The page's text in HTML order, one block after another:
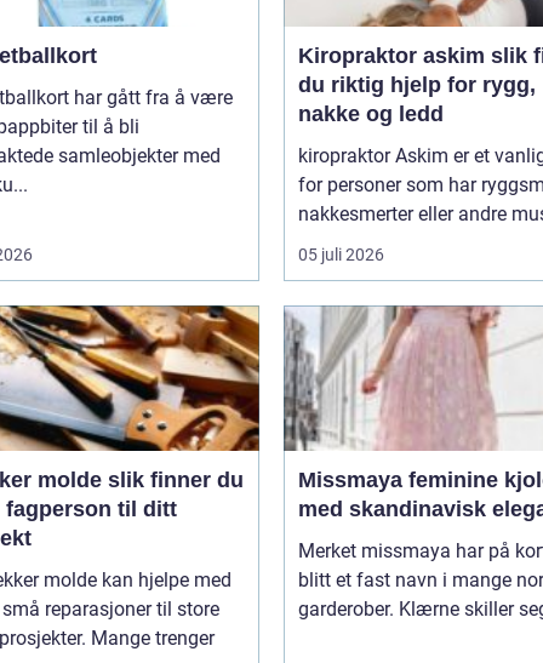
har gått fra å være
til å bli
samleobjekter med
Kiropraktor askim slik finner
du riktig hjelp for rygg,
nakke og ledd
kiropraktor Askim er et
for personer som har
nakkesmerter eller andre
05 juli 2026
slik finner du
til ditt
molde kan hjelpe med
reparasjoner til store
Mange trenger
Missmaya feminine kjoler
med skandinavisk
Merket missmaya har på
blitt et fast navn i mange
garderober. Klærne skiller